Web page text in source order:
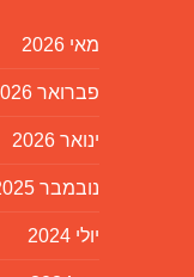
מאי 2026
פברואר 2026
ינואר 2026
נובמבר 2025
יולי 2024